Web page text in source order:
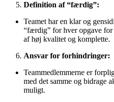
Definition af “færdig”:
Teamet har en klar og
“færdig” for hver opgave for
af høj kvalitet og komplette.
Ansvar for forhindringer:
Teammedlemmerne er
med det samme og bidrage
muligt.